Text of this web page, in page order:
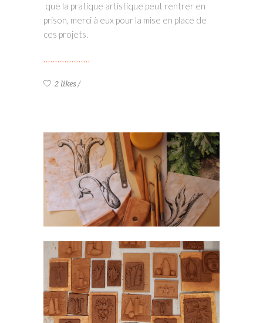
que la pratique artistique peut rentrer en
prison, merci à eux pour la mise en place de
ces projets.
2 likes